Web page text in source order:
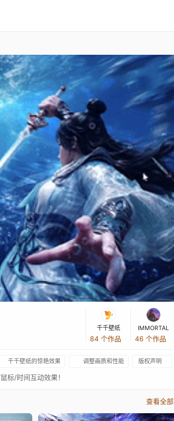
千千壁纸
84 个作品
IMMORTAL
46 个作品
千千壁纸的惊艳效果 调整画质和性能 版权声明
标/时间互动效果！
查看全部